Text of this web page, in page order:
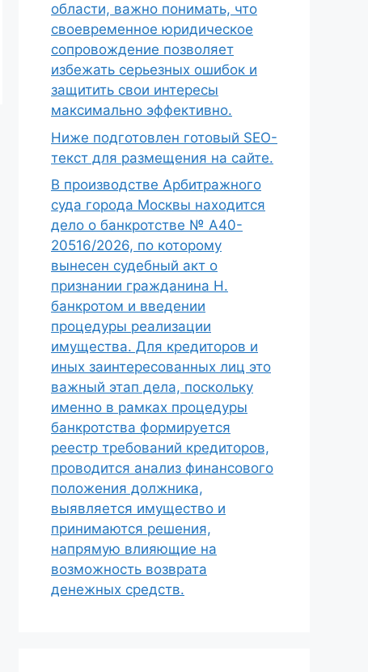
области, важно понимать, что
своевременное юридическое
сопровождение позволяет
избежать серьезных ошибок и
защитить свои интересы
максимально эффективно.
Ниже подготовлен готовый SEO-
текст для размещения на сайте.
В производстве Арбитражного
суда города Москвы находится
дело о банкротстве № А40-
20516/2026, по которому
вынесен судебный акт о
признании гражданина Н.
банкротом и введении
процедуры реализации
имущества. Для кредиторов и
иных заинтересованных лиц это
важный этап дела, поскольку
именно в рамках процедуры
банкротства формируется
реестр требований кредиторов,
проводится анализ финансового
положения должника,
выявляется имущество и
принимаются решения,
напрямую влияющие на
возможность возврата
денежных средств.